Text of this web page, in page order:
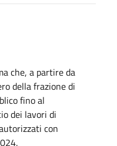
che, a partire da
della frazione di
fino al
dei lavori di
con